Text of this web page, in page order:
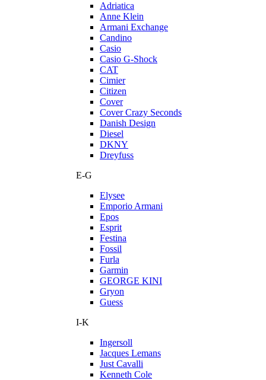
Adriatica
Anne Klein
Armani Exchange
Candino
Casio
Casio G-Shock
CAT
Cimier
Citizen
Cover
Cover Crazy Seconds
Danish Design
Diesel
DKNY
Dreyfuss
E-G
Elysee
Emporio Armani
Epos
Esprit
Festina
Fossil
Furla
Garmin
GEORGE KINI
Gryon
Guess
I-K
Ingersoll
Jacques Lemans
Just Cavalli
Kenneth Cole